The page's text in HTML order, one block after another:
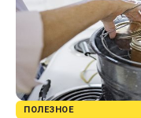
ПОЛЕЗНОЕ